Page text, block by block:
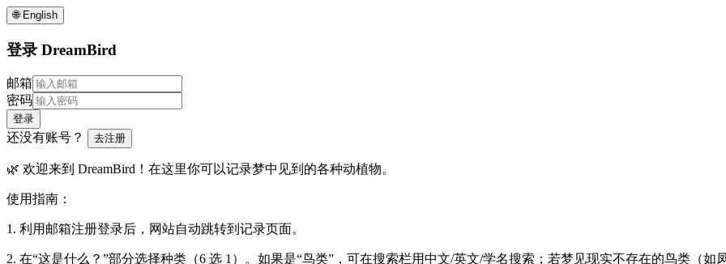
🌐 English
登录 DreamBird
邮箱
密码
登录
还没有账号？ 去注册
🌿 欢迎来到 DreamBird！在这里你可以记录梦中见到的各种动植物。
使用指南：
1. 利用邮箱注册登录后，网站自动跳转到记录页面。
2. 在“这是什么？”部分选择种类（6 选 1）。如果是“鸟类”，可在搜索栏用中文/英文/学名搜索；若梦见现实不存在的鸟类（